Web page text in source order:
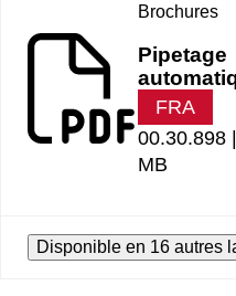
Brochures
Pipetage
FRA
00.30.898 |
MB
Disponible en 16 autres